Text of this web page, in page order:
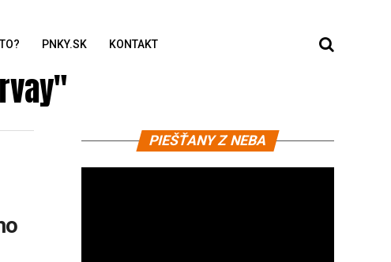
PNKY.SK KONTAKT
PIEŠŤANY Z NEBA
prehrávač